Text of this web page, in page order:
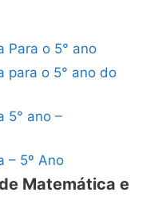
Para o 5° ano
para o 5° ano do
5° ano –
– 5º Ano
Matemática e